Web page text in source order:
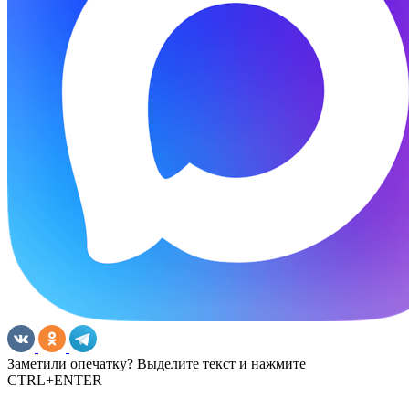
Заметили опечатку? Выделите текст и нажмите
CTRL+ENTER